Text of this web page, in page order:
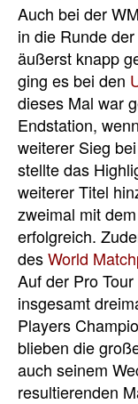
Auch bei der
in die Runde
äußerst knapp
ging es bei den
dieses Mal war
Endstation,
weiterer Sieg
stellte das
weiterer Titel
zweimal mit
erfolgreich.
desWorld
Auf der Pro
insgesamt
Players
blieben die
auch seinem
resultierenden